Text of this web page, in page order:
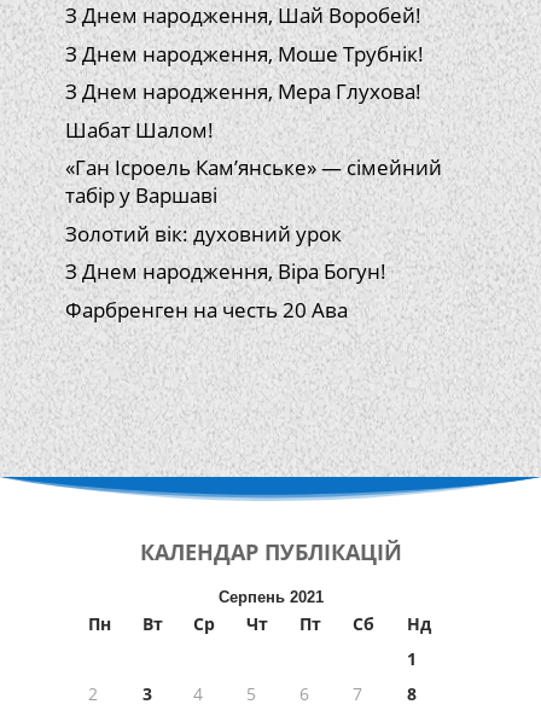
З Днем народження, Шай Воробей!
З Днем народження, Моше Трубнік!
З Днем народження, Мера Глухова!
Шабат Шалом!
«Ган Ісроель Кам’янське» — сімейний
табір у Варшаві
Золотий вік: духовний урок
З Днем народження, Віра Богун!
Фарбренген на честь 20 Ава
КАЛЕНДАР ПУБЛІКАЦІЙ
Серпень 2021
Пн Вт Ср Чт Пт Сб
Нд
1
2
3 4 5 6 7
8